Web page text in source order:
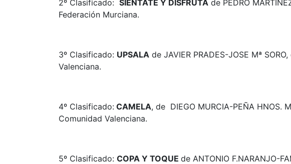
2º Clasificado: SIÉNTATE Y DISFRUTA de PEDRO
Federación Murciana.
3º Clasificado: UPSALA de JAVIER PRADES-JOSE Mª
Valenciana.
4º Clasificado: CAMELA, de DIEGO MURCIA-PEÑA HNOS.
Comunidad Valenciana.
5º Clasificado: COPA Y TOQUE de ANTONIO F.NARANJO-